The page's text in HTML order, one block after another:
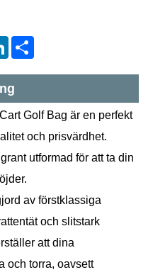
LinkedIn
Golf Bag är en perfekt
och prisvärdhet.
utformad för att ta din
av förstklassiga
och slitstark
att dina
och torra, oavsett